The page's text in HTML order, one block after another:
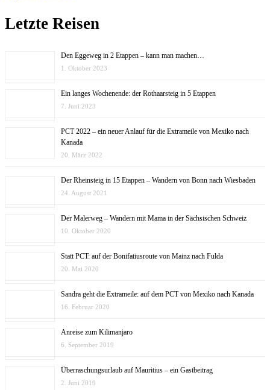
Letzte Reisen
Den Eggeweg in 2 Etappen – kann man machen…
1. Oktober 2023
Ein langes Wochenende: der Rothaarsteig in 5 Etappen
7. Juni 2023
PCT 2022 – ein neuer Anlauf für die Extrameile von Mexiko nach
Kanada
20. März 2022
Der Rheinsteig in 15 Etappen – Wandern von Bonn nach Wiesbaden
24. August 2021
Der Malerweg – Wandern mit Mama in der Sächsischen Schweiz
10. Oktober 2020
Statt PCT: auf der Bonifatiusroute von Mainz nach Fulda
20. Mai 2020
Sandra geht die Extrameile: auf dem PCT von Mexiko nach Kanada
16. Februar 2020
Anreise zum Kilimanjaro
6. September 2019
Überraschungsurlaub auf Mauritius – ein Gastbeitrag
2. Juni 2019